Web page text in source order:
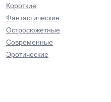
Короткие
Фантастические
Остросюжетные
Современные
Эротические